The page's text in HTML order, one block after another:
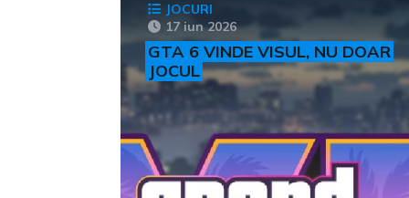
JOCURI
17 iun 2026
GTA 6 VINDE VISUL, NU DOAR
JOCUL